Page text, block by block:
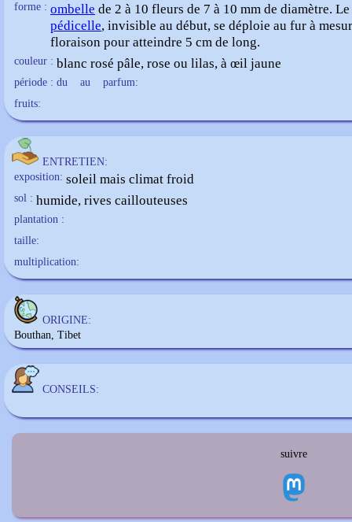
forme : ombelle de 2 à 10 fleurs de 7 à 10 mm de diamètre. Le
pédicelle, invisible au début, se déploie au fur à
floraison pour atteindre 5 cm de long.
couleur : blanc rosé pâle, rose ou lilas, à œil jaune
période : du au
parfum:
fruits:
ENTRETIEN:
exposition: soleil mais climat froid
sol : humide, rives caillouteuses
plantation :
taille:
multiplication:
ORIGINE:
Bouthan, Tibet
CONSEILS:
suivre